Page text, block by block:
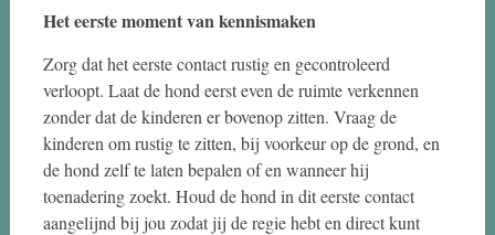
Het eerste moment van kennismaken
Zorg dat het eerste contact rustig en gecontroleerd
verloopt. Laat de hond eerst even de ruimte verkennen
zonder dat de kinderen er bovenop zitten. Vraag de
kinderen om rustig te zitten, bij voorkeur op de grond, en
de hond zelf te laten bepalen of en wanneer hij
toenadering zoekt. Houd de hond in dit eerste contact
aangelijnd bij jou zodat jij de regie hebt en direct kunt